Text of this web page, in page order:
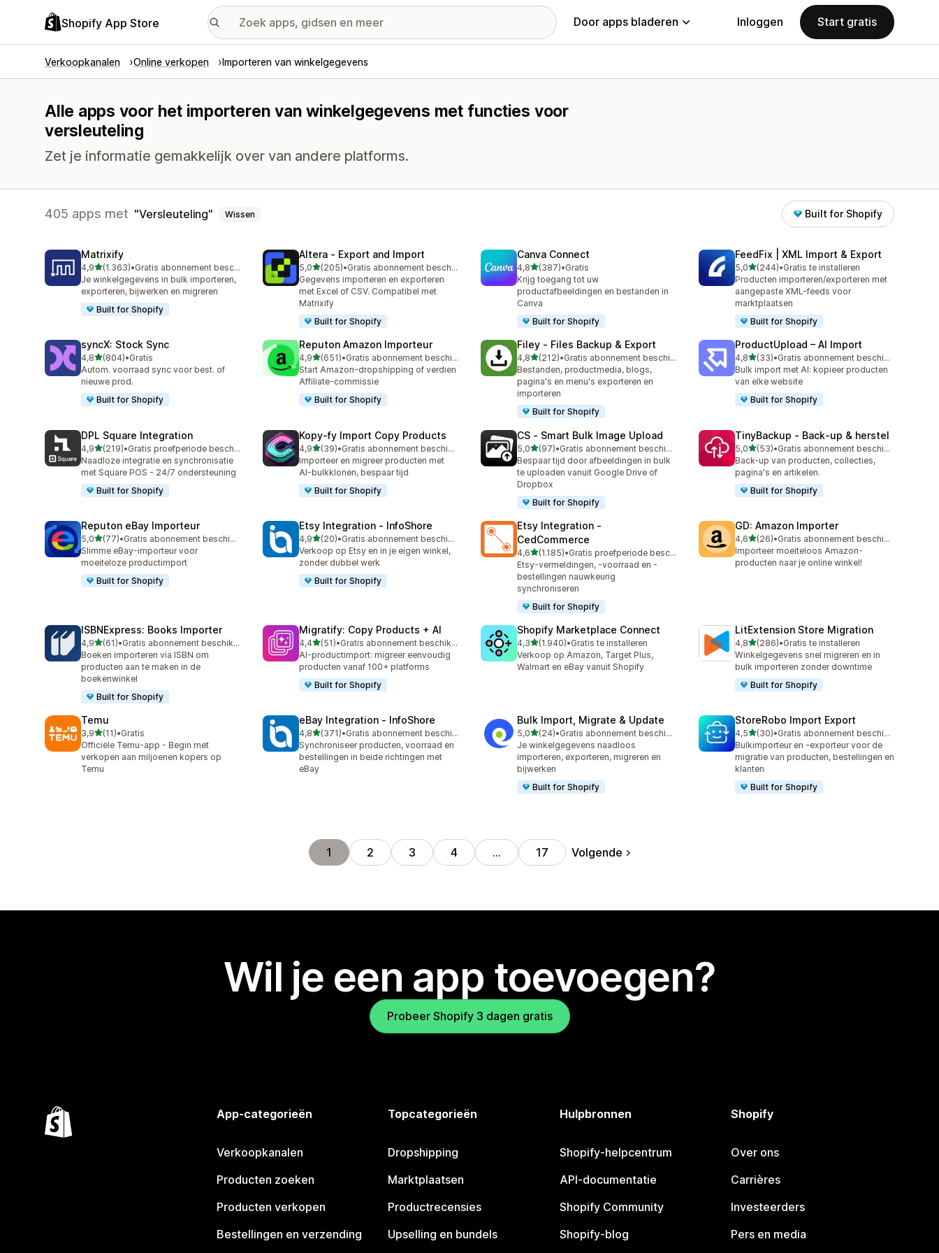
Shopify App Store Door apps bladeren Inloggen Start gratis
Verkoopkanalen Online verkopen Importeren van winkelgegevens
Alle apps voor het importeren van winkelgegevens met functies voor
versleuteling
Zet je informatie gemakkelijk over van andere platforms.
405 apps met Versleuteling Wissen Built for Shopify
Matrixify
4,9van 5 sterren
(1.363)
1363 recensies in totaal
•
Gratis abonnement beschikbaar
Je winkelgegevens in bulk importeren,
exporteren, bijwerken en migreren
Built for Shopify
Altera ‑ Export and Import
5,0van 5 sterren
(205)
205 recensies in totaal
•
Gratis abonnement beschikbaar
Gegevens importeren en exporteren
met Excel of CSV. Compatibel met
Matrixify
Built for Shopify
Canva Connect
4,8van 5 sterren
(387)
387 recensies in totaal
•Gratis
Krijg toegang tot uw
productafbeeldingen en bestanden in
Canva
Built for Shopify
FeedFix | XML Import & Export
5,0van 5 sterren
(244)
244 recensies in totaal
•Gratis te installeren
Producten importeren/exporteren met
aangepaste XML-feeds voor
marktplaatsen
Built for Shopify
syncX: Stock Sync
4,8van 5 sterren
(804)
804 recensies in totaal
•Gratis
Autom. voorraad sync voor best. of
nieuwe prod.
Built for Shopify
Reputon Amazon Importeur
4,9van 5 sterren
(651)
651 recensies in totaal
•
Gratis abonnement beschikbaar
Start Amazon-dropshipping of verdien
Affiliate-commissie
Built for Shopify
Filey ‑ Files Backup & Export
4,8van 5 sterren
(212)
212 recensies in totaal
•
Gratis abonnement beschikbaar
Bestanden, productmedia, blogs,
pagina's en menu's exporteren en
importeren
Built for Shopify
ProductUpload – AI Import
4,8van 5 sterren
(33)
33 recensies in totaal
•
Gratis abonnement beschikbaar
Bulk import met AI: kopieer producten
van elke website
Built for Shopify
DPL Square Integration
4,9van 5 sterren
(219)
219 recensies in totaal
•
Gratis proefperiode beschikbaar
Naadloze integratie en synchronisatie
met Square POS - 24/7 ondersteuning
Built for Shopify
Kopy‑fy Import Copy Products
4,9van 5 sterren
(39)
39 recensies in totaal
•
Gratis abonnement beschikbaar
Importeer en migreer producten met
AI-bulkklonen, bespaar tijd
Built for Shopify
CS ‑ Smart Bulk Image Upload
5,0van 5 sterren
(97)
97 recensies in totaal
•
Gratis abonnement beschikbaar
Bespaar tijd door afbeeldingen in bulk
te uploaden vanuit Google Drive of
Dropbox
Built for Shopify
TinyBackup ‑ Back‑up & herstel
5,0van 5 sterren
(53)
53 recensies in totaal
•
Gratis abonnement beschikbaar
Back-up van producten, collecties,
pagina's en artikelen.
Built for Shopify
Reputon eBay Importeur
5,0van 5 sterren
(77)
77 recensies in totaal
•
Gratis abonnement beschikbaar
Slimme eBay-importeur voor
moeiteloze productimport
Built for Shopify
Etsy Integration ‑ InfoShore
4,9van 5 sterren
(20)
20 recensies in totaal
•
Gratis abonnement beschikbaar
Verkoop op Etsy en in je eigen winkel,
zonder dubbel werk
Built for Shopify
Etsy Integration ‑
CedCommerce
4,6van 5 sterren
(1.185)
1185 recensies in totaal
•
Gratis proefperiode beschikbaar
Etsy-vermeldingen, -voorraad en -
bestellingen nauwkeurig
synchroniseren
Built for Shopify
GD: Amazon Importer
4,6van 5 sterren
(26)
26 recensies in totaal
•
Gratis abonnement beschikbaar
Importeer moeiteloos Amazon-
producten naar je online winkel!
ISBNExpress: Books Importer
4,9van 5 sterren
(61)
61 recensies in totaal
•
Gratis abonnement beschikbaar
Boeken importeren via ISBN om
producten aan te maken in de
boekenwinkel
Built for Shopify
Migratify: Copy Products + AI
4,4van 5 sterren
(51)
51 recensies in totaal
•
Gratis abonnement beschikbaar
AI-productimport: migreer eenvoudig
producten vanaf 100+ platforms
Built for Shopify
Shopify Marketplace Connect
4,3van 5 sterren
(1.940)
1940 recensies in totaal
•Gratis te installeren
Verkoop op Amazon, Target Plus,
Walmart en eBay vanuit Shopify
LitExtension Store Migration
4,8van 5 sterren
(286)
286 recensies in totaal
•Gratis te installeren
Winkelgegevens snel migreren en in
bulk importeren zonder downtime
Built for Shopify
Temu
3,9van 5 sterren
(11)
11 recensies in totaal
•Gratis
Officiële Temu-app - Begin met
verkopen aan miljoenen kopers op
Temu
eBay Integration ‑ InfoShore
4,8van 5 sterren
(371)
371 recensies in totaal
•
Gratis abonnement beschikbaar
Synchroniseer producten, voorraad en
bestellingen in beide richtingen met
eBay
Bulk Import, Migrate & Update
5,0van 5 sterren
(24)
24 recensies in totaal
•
Gratis abonnement beschikbaar
Je winkelgegevens naadloos
importeren, exporteren, migreren en
bijwerken
Built for Shopify
StoreRobo Import Export
4,5van 5 sterren
(30)
30 recensies in totaal
•
Gratis abonnement beschikbaar
Bulkimporteur en -exporteur voor de
migratie van producten, bestellingen en
klanten
Built for Shopify
1 2 3 4 … 17 Volgende
Wil je een app toevoegen?
Probeer Shopify 3 dagen gratis
App-categorieën
Verkoopkanalen
Producten zoeken
Producten verkopen
Bestellingen en verzending
Topcategorieën
Dropshipping
Marktplaatsen
Productrecensies
Upselling en bundels
Hulpbronnen
Shopify-helpcentrum
API-documentatie
Shopify Community
Shopify-blog
Shopify
Over ons
Carrières
Investeerders
Pers en media